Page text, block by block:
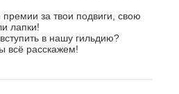
не бояться работы.
за твои подвиги, свою
страшно,если лапки!
всё расскажем!